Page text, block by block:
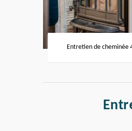
Entretien de cheminée